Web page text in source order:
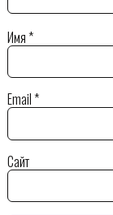
Имя*
Email*
Сайт